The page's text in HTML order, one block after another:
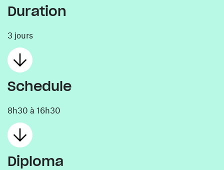
Duration
3 jours
Schedule
8h30 à 16h30
Diploma